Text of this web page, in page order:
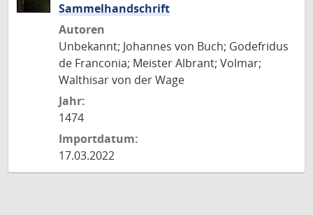
Sammelhandschrift
Autoren
Unbekannt; Johannes von Buch; Godefridus
de Franconia; Meister Albrant; Volmar;
Walthisar von der Wage
Jahr:
1474
Importdatum:
17.03.2022